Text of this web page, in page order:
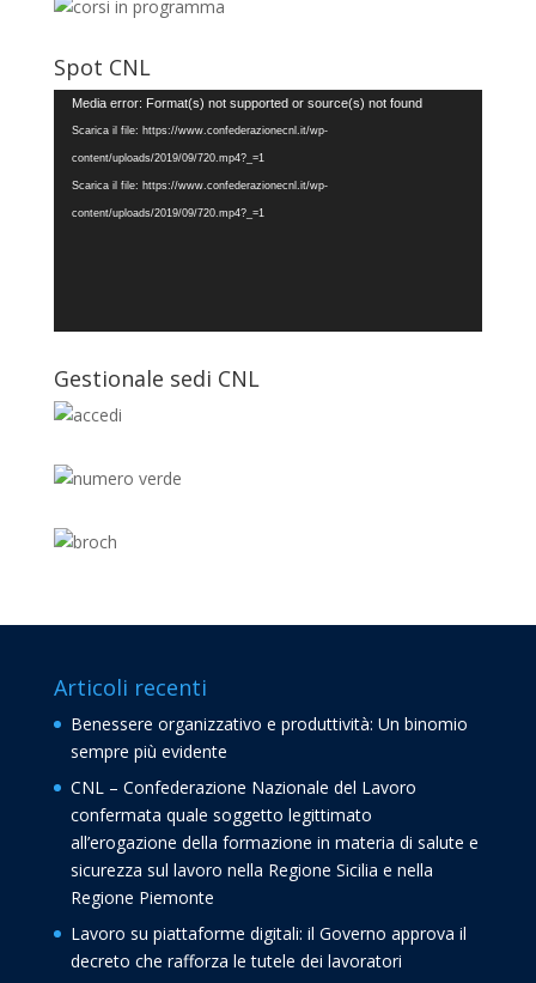
Spot CNL
Video
Player
Media error: Format(s) not supported or source(s) not found
Scarica il file: https://www.confederazionecnl.it/wp-
content/uploads/2019/09/720.mp4?_=1
Scarica il file: https://www.confederazionecnl.it/wp-
content/uploads/2019/09/720.mp4?_=1
Gestionale sedi CNL
Articoli recenti
Benessere organizzativo e produttività: Un binomio
sempre più evidente
CNL – Confederazione Nazionale del Lavoro
confermata quale soggetto legittimato
all’erogazione della formazione in materia di salute e
sicurezza sul lavoro nella Regione Sicilia e nella
Regione Piemonte
Lavoro su piattaforme digitali: il Governo approva il
decreto che rafforza le tutele dei lavoratori